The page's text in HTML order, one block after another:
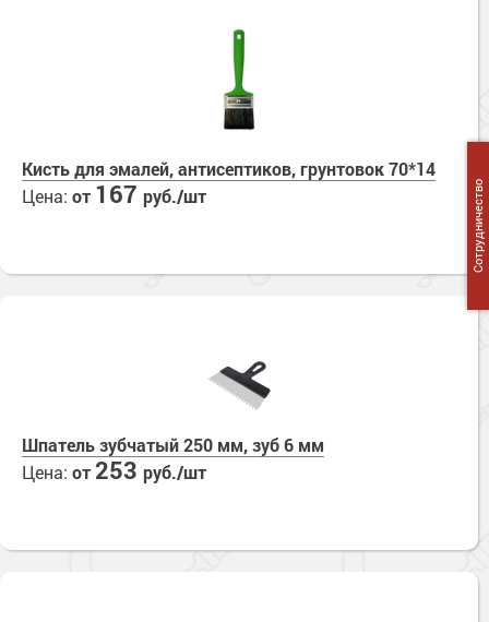
Кисть для эмалей, антисептиков, грунтовок 70*14
Цена: от 167 руб./шт
Шпатель зубчатый 250 мм, зуб 6 мм
Цена: от253 руб./шт
Сотрудничество